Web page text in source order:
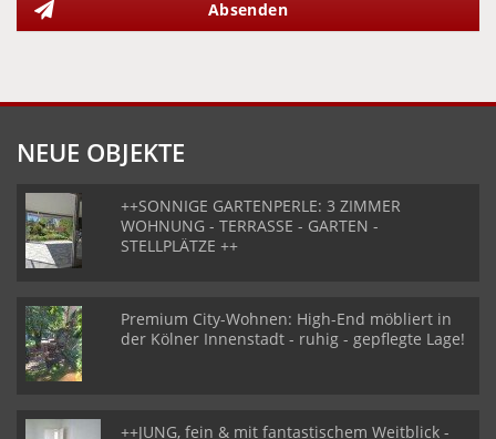
Absenden
NEUE OBJEKTE
++SONNIGE GARTENPERLE: 3 ZIMMER
WOHNUNG - TERRASSE - GARTEN -
STELLPLÄTZE ++
Premium City-Wohnen: High-End möbliert in
der Kölner Innenstadt - ruhig - gepflegte Lage!
++JUNG, fein & mit fantastischem Weitblick -